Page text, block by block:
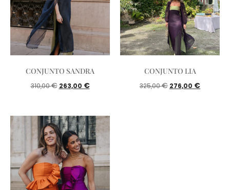
CONJUNTO SANDRA
310,00€ 263,00 €
CONJUNTO LIA
325,00€ 276,00 €